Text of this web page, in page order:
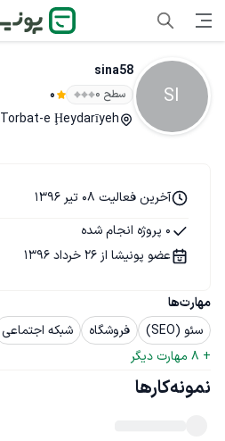
SI
sina58
سطح ۰ 0
Torbat-e Ḩeydarīyeh
مهارت‌ها
سئو (SEO)
فروشگاه شبکه اجتماعی
+
8 مهارت دیگر
آخرین فعالیت 08 تیر 1396
0 پروژه انجام شده
عضو پونیشا از 26 خرداد 1396
نمونه‌کارها